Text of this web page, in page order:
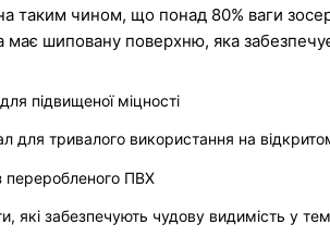
таким чином, що понад 80% ваги
має шиповану поверхню, яка
підвищеної міцності
для тривалого використання на
переробленого ПВХ
які забезпечують чудову видимість у